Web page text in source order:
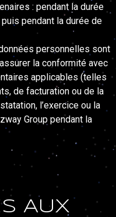
: pendant la durée
pendant la durée de
personnelles sont
la conformité avec
applicables (telles
de facturation ou de la
l’exercice ou la
Group pendant la
AUX